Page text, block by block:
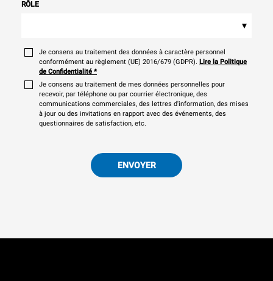
RÔLE
▾
Je consens au traitement des données à caractère personnel
conformément au règlement (UE) 2016/679 (GDPR). Lire la Politique
de Confidentialité *
Je consens au traitement de mes données personnelles pour
recevoir, par téléphone ou par courrier électronique, des
communications commerciales, des lettres d'information, des mises
à jour ou des invitations en rapport avec des événements, des
questionnaires de satisfaction, etc.
ENVOYER